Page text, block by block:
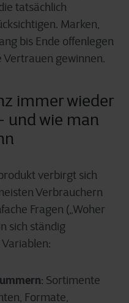
tatsächlich
Marken,
bis Ende offenlegen
Vertrauen gewinnen.
immer wieder
und wie man
verbirgt sich
Verbrauchern
Fragen („Woher
sich ständig
: Sortimente
Formate,